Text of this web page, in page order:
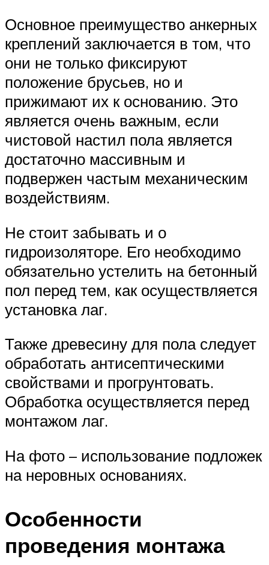
Основное преимущество анкерных
креплений заключается в том, что
они не только фиксируют
положение брусьев, но и
прижимают их к основанию. Это
является очень важным, если
чистовой настил пола является
достаточно массивным и
подвержен частым механическим
воздействиям.
Не стоит забывать и о
гидроизоляторе. Его необходимо
обязательно устелить на бетонный
пол перед тем, как осуществляется
установка лаг.
Также древесину для пола следует
обработать антисептическими
свойствами и прогрунтовать.
Обработка осуществляется перед
монтажом лаг.
На фото – использование подложек
на неровных основаниях.
Особенности
проведения монтажа